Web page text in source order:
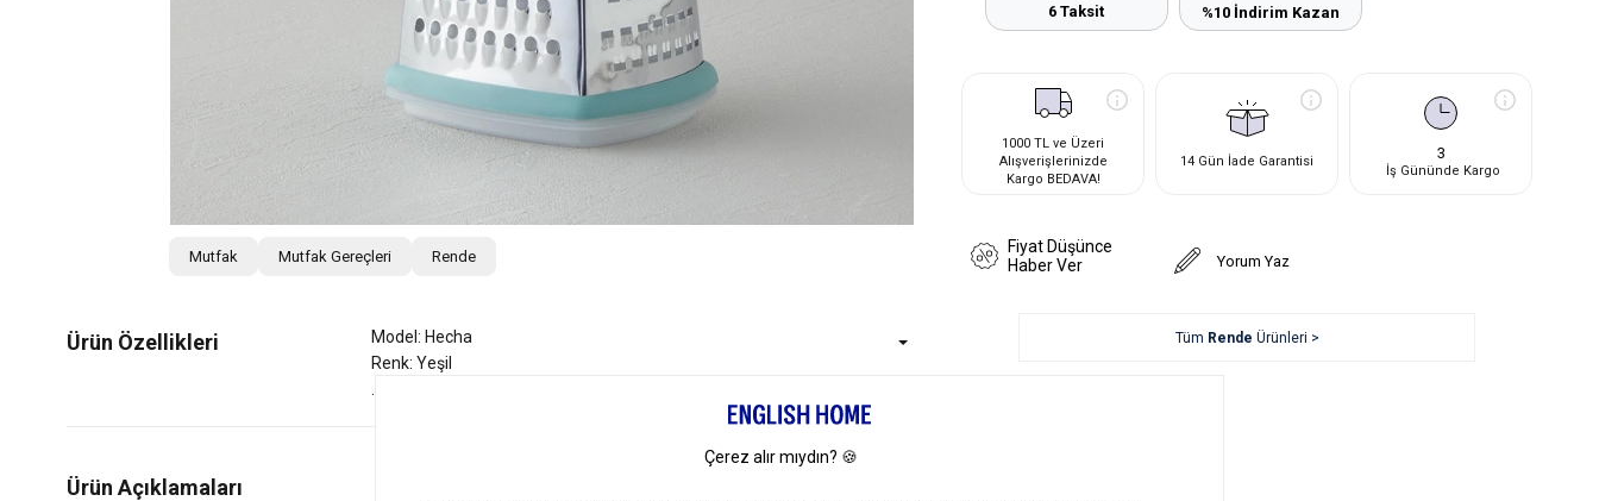
Mutfak Mutfak Gereçleri Rende
Ürün Özellikleri
Model: Hecha
Renk: Yeşil
Ürün Açıklamaları
6 Taksit
%10 İndirim Kazan
1000 TL ve Üzeri
Alışverişlerinizde
Kargo BEDAVA!
14 Gün İade Garantisi 3
İş Gününde Kargo
Fiyat Düşünce
Haber Ver
Yorum Yaz
Tüm Rende Ürünleri >